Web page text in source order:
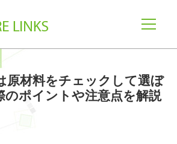
原材料をチェックして選ぼ
のポイントや注意点を解説